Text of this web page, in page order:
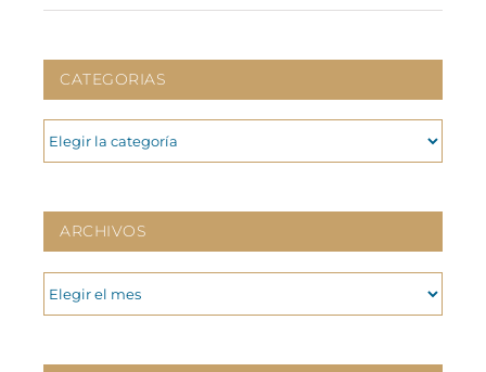
CATEGORIAS
CATEGORIAS
ARCHIVOS
ARCHIVOS